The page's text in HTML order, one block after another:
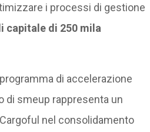
i processi di gestione
capitale di 250 mila
di accelerazione
di smeup rappresenta un
nel consolidamento